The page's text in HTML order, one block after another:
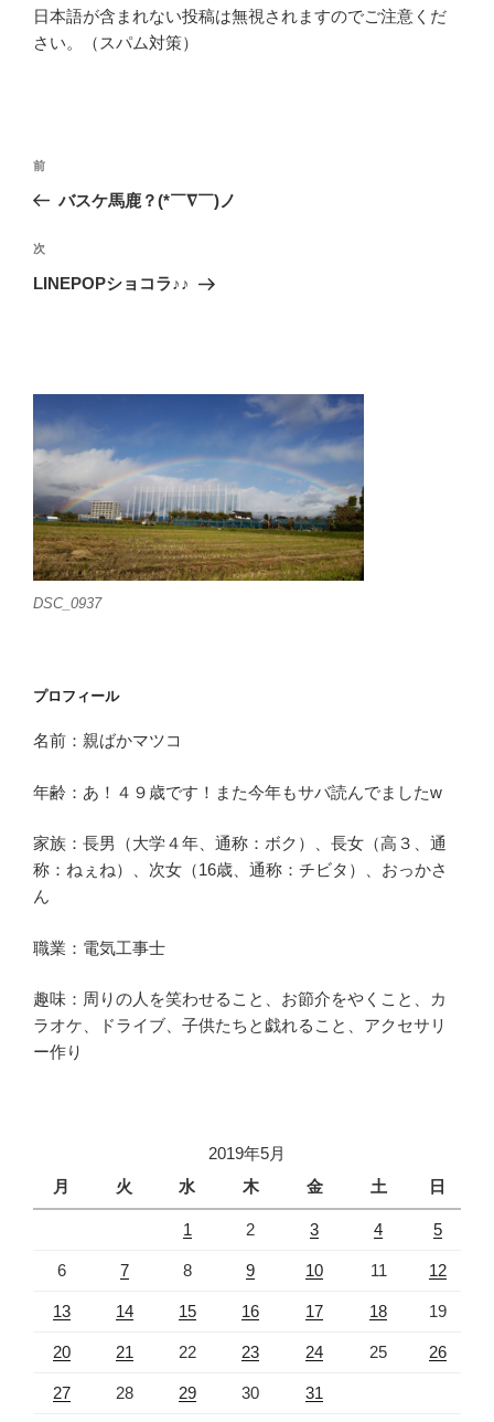
日本語が含まれない投稿は無視されますのでご注意くだ
さい。（スパム対策）
投
ビ
ゲ
ン
前
の
稿
前
バスケ馬鹿？(*￣∇￣)ノ
次
の
次
LINEPOPショコラ♪♪
DSC_0937
プロフィール
名前：親ばかマツコ
年齢：あ！４９歳です！また今年もサバ読んでましたw
家族：長男（大学４年、通称：ボク）、長女（高３、通
称：ねぇね）、次女（16歳、通称：チビタ）、おっかさ
ん
職業：電気工事士
趣味：周りの人を笑わせること、お節介をやくこと、カ
ラオケ、ドライブ、子供たちと戯れること、アクセサリ
ー作り
2019年5月
月
火 水 木 金 土 日
1 2 3 4 5
6 7 8 9 10 11 12
13 14 15 16 17 18 19
20 21 22 23 24 25 26
27 28 29 30 31